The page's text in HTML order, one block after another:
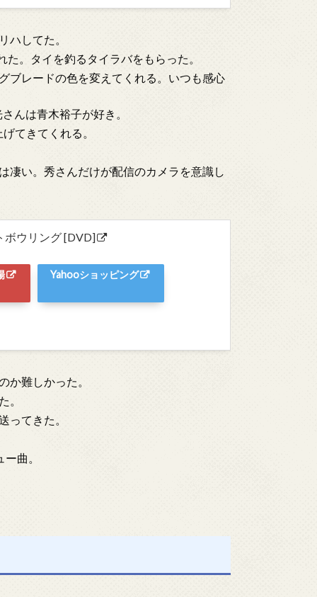
ハしてた。
。タイを釣るタイラバをもらった。
ブレードの色を変えてくれる。いつも感心
んは青木裕子が好き。
てきてくれる。
凄い。秀さんだけが配信のカメラを意識し
ボウリング [DVD]
Yahooショッピング
か難しかった。
。
ってきた。
曲。